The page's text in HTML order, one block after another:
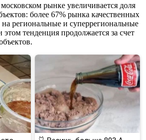
рынке увеличивается доля
более 67% рынка качественных
региональные и суперрегиональные
тенденция продолжается за счет